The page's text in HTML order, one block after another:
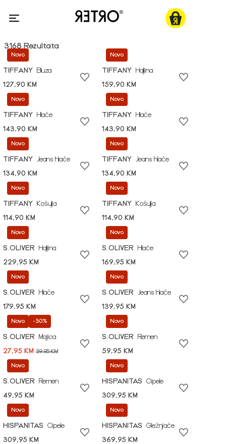
3168 Rezultata
Novo
TIFFANY
Bluza
127,90 KM
Novo
TIFFANY
Haljina
159,90 KM
Novo
TIFFANY
Hlače
143,90 KM
Novo
TIFFANY
Hlače
143,90 KM
Novo
TIFFANY
Jeans hlače
134,90 KM
Novo
TIFFANY
Jeans hlače
134,90 KM
Novo
TIFFANY
Košulja
114,90 KM
Novo
TIFFANY
Košulja
114,90 KM
Novo
S.OLIVER
Haljina
229,95 KM
Novo
S.OLIVER
Hlače
169,95 KM
Novo
S.OLIVER
Hlače
179,95 KM
Novo
S.OLIVER
Jeans hlače
139,95 KM
Novo -30%
S.OLIVER
Majica
27,95 KM 39,95 KM
Novo
S.OLIVER
Remen
59,95 KM
Novo
S.OLIVER
Remen
49,95 KM
Novo
HISPANITAS
Cipele
309,95 KM
Novo
HISPANITAS
Cipele
309,95 KM
Novo
HISPANITAS
Gležnjače
369,95 KM